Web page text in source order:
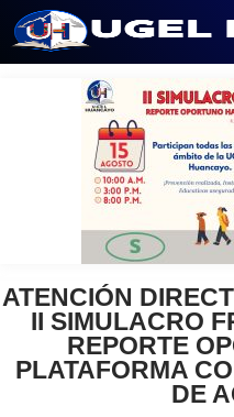
contenido
ATENCIÓN
II SIMULACRO
REPORTE
PLATAFORMA
DE